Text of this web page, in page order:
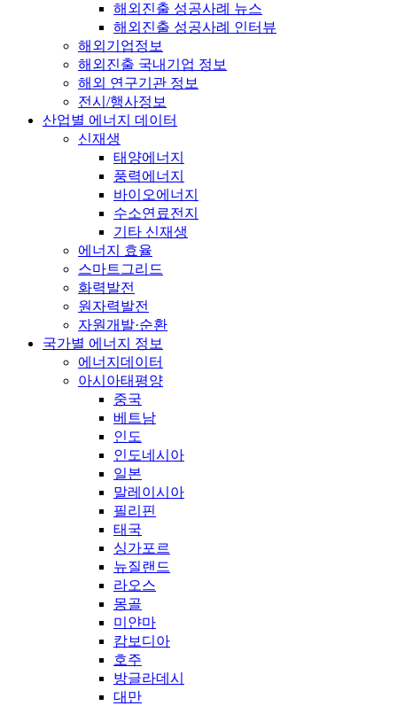
해외진출 성공사례 뉴스
해외진출 성공사례 인터뷰
해외기업정보
해외진출 국내기업 정보
해외 연구기관 정보
전시/행사정보
산업별 에너지 데이터
신재생
태양에너지
풍력에너지
바이오에너지
수소연료전지
기타 신재생
에너지 효율
스마트그리드
화력발전
원자력발전
자원개발·순환
국가별 에너지 정보
에너지데이터
아시아태평양
중국
베트남
인도
인도네시아
일본
말레이시아
필리핀
태국
싱가포르
뉴질랜드
라오스
몽골
미얀마
캄보디아
호주
방글라데시
대만